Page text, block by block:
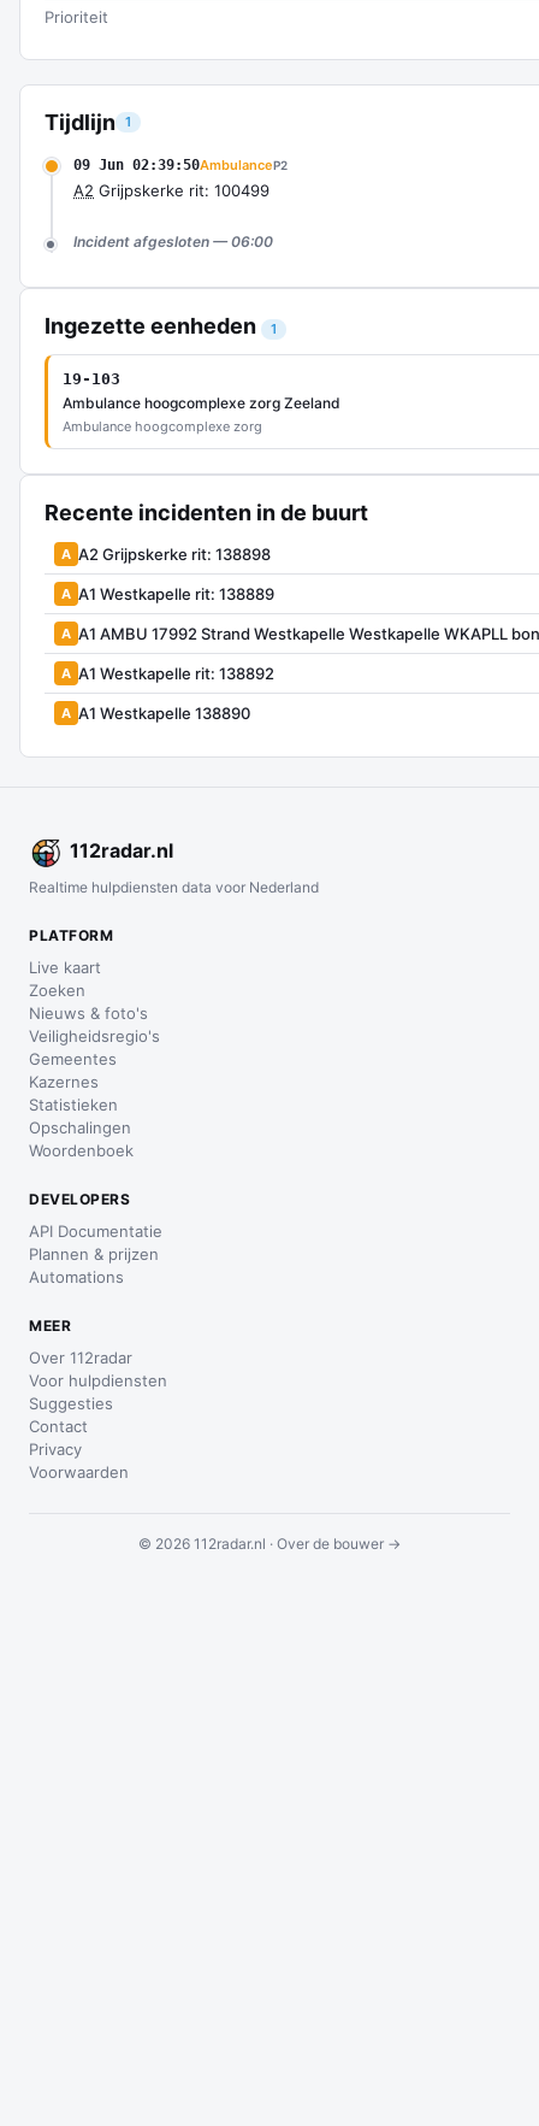
Tijdlijn 1
09 Jun 02:39:50AmbulanceP2
A2 Grijpskerke rit: 100499
Incident afgesloten — 06:00
Ingezette eenheden 1
19-103
Ambulance hoogcomplexe zorg Zeeland
Ambulance hoogcomplexe zorg
Recente incidenten in de buurt
A A2 Grijpskerke rit: 138898
A A1 Westkapelle rit: 138889
A A1 AMBU 17992 Strand Westkapelle Westkapelle WKAPLL
A A1 Westkapelle rit: 138892
A A1 Westkapelle 138890
Prioriteit
112radar.nl
Realtime hulpdiensten data voor Nederland
PLATFORM
Live kaart
Zoeken
Nieuws & foto's
Veiligheidsregio's
Gemeentes
Kazernes
Statistieken
Opschalingen
Woordenboek
DEVELOPERS
API Documentatie
Plannen & prijzen
Automations
MEER
Over 112radar
Voor hulpdiensten
Suggesties
Contact
Privacy
Voorwaarden
© 2026 112radar.nl · Over de bouwer →